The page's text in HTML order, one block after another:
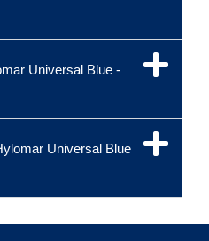
Universal Blue -
Universal Blue